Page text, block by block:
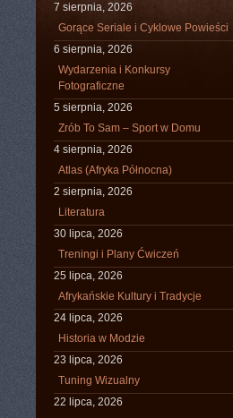
7 sierpnia, 2026
Gorące Seriale i Cyklowe Powieści
6 sierpnia, 2026
Wydarzenia i Konkursy
Fotograficzne
5 sierpnia, 2026
Zrób To Sam – Sport w Domu
4 sierpnia, 2026
Atlas (Afryka Północna)
2 sierpnia, 2026
Literatura
30 lipca, 2026
Treningi i Plany Ćwiczeń
25 lipca, 2026
Afrykańskie Kultury i Tradycje
24 lipca, 2026
Historia w Modzie
23 lipca, 2026
Tuning Wizualny
22 lipca, 2026